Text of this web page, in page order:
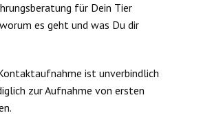
für Dein Tier
es geht und was Du dir
ist unverbindlich
zur Aufnahme von ersten